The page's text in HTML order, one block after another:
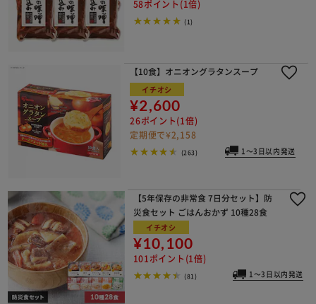
58ポイント(1倍)
(1)
【10食】オニオングラタンスープ
イチオシ
¥2,600
26ポイント(1倍)
定期便で¥2,158
(263) 1～3日以内発送
【5年保存の非常食 7日分セット】防
災食セット ごはんおかず 10種28食
イチオシ
¥10,100
101ポイント(1倍)
(81) 1～3日以内発送